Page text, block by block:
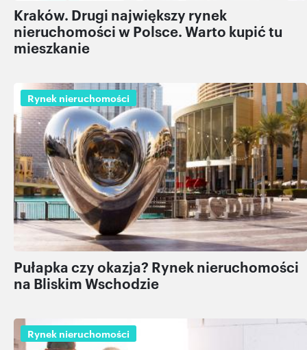
Kraków. Drugi największy rynek
nieruchomości w Polsce. Warto kupić tu
mieszkanie
Rynek nieruchomości
Pułapka czy okazja? Rynek nieruchomości
na Bliskim Wschodzie
Rynek nieruchomości